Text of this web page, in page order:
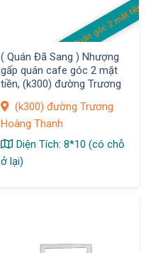
Quán góc 2 mặt tiền
( Quán Đã Sang ) Nhượng
gấp quán cafe góc 2 mặt
tiền, (k300) đường Trương
Tân Bình
(k300) đường Trương
Hoàng Thanh
Diện Tích: 8*10 (có chỗ
ở lại)